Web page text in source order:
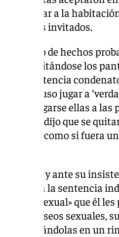
al llegar a la
más invitados.
el relato de hechos
quitándose los
la sentencia
les propuso jugar a
tras negarse ellas a
les dijo que se
él como si fuera
la mejilla y ante su
señala la sentencia
más sexual» que él
sus deseos sexuales,
inmovilizándolas en un